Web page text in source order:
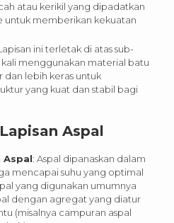
atau kerikil yang dipadatkan
untuk memberikan kekuatan
ini terletak di atas sub-
kali menggunakan material batu
dan lebih keras untuk
yang kuat dan stabil bagi
Aspal
Aspal: Aspal dipanaskan dalam
mencapai suhu yang optimal
yang digunakan umumnya
dengan agregat yang diatur
(misalnya campuran aspal